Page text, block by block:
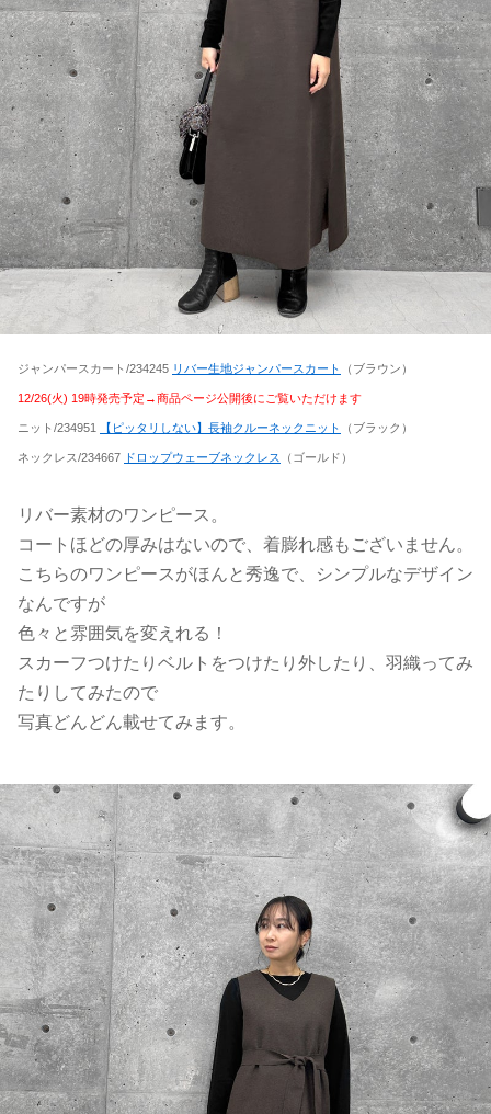
ジャンパースカート/234245 リバー生地ジャンパースカート （ブラウン）
12/26(火) 19時発売予定→商品ページ公開後にご覧いただけます
ニット/234951 【ピッタリしない】長袖クルーネックニット （ブラック）
ネックレス/234667 ドロップウェーブネックレス （ゴールド）
リバー素材のワンピース。
コートほどの厚みはないので、着膨れ感もございません。
こちらのワンピースがほんと秀逸で、シンプルなデザイン
なんですが
色々と雰囲気を変えれる！
スカーフつけたりベルトをつけたり外したり、羽織ってみ
たりしてみたので
写真どんどん載せてみます。